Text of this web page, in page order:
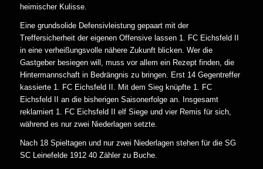
heimischer Kulisse.
Eine grundsolide Defensivleistung gepaart mit der
Treffersicherheit der eigenen Offensive lassen 1. FC Eichsfeld II
in eine verheißungsvolle nähere Zukunft blicken. Wer die
Gastgeber besiegen will, muss vor allem ein Rezept finden, die
Hintermannschaft in Bedrängnis zu bringen. Erst 14 Gegentreffer
kassierte 1. FC Eichsfeld II. Mit dem Sieg knüpfte 1. FC
Eichsfeld II an die bisherigen Saisonerfolge an. Insgesamt
reklamiert 1. FC Eichsfeld II elf Siege und vier Remis für sich,
während es nur zwei Niederlagen setzte.
Nach 18 Spieltagen und nur zwei Niederlagen stehen für die SG
SC Leinefelde 1912 40 Zähler zu Buche.